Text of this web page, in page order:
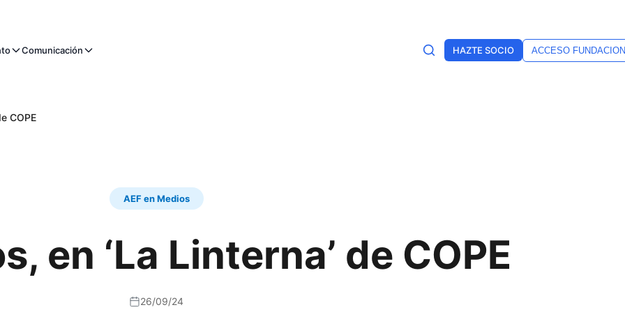
Comunicación HAZTE SOCIO ACCESO
COPE
AEF en Medios
en ‘La Linterna’ de COPE
26/09/24